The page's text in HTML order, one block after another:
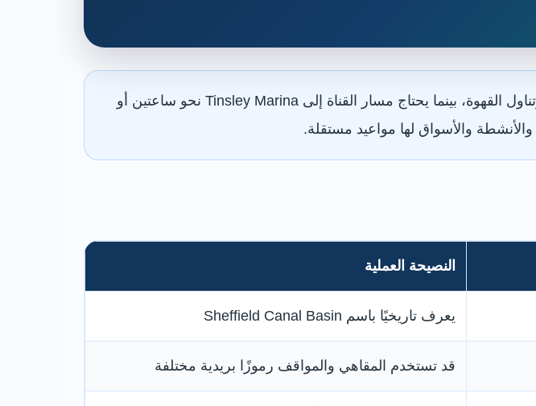
تكفي ساعة إلى ساعتين للتجول حول الحوض والمخازن وتناول القهوة، بينما يحتاج مسار القناة إلى Tinsley Marina نحو ساعتين أو
والأسواق لها مواعيد مستقلة.
النصيحة العملية
يعرف تاريخيًا باسم Sheffield Canal Basin
قد تستخدم المقاهي والمواقف رموزًا بريدية مختلفة